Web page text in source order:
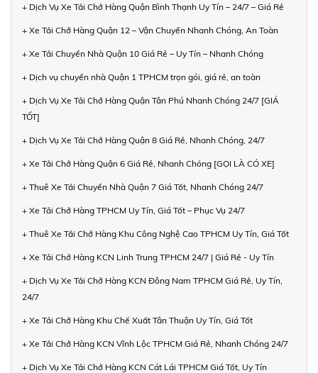
+ Dịch Vụ Xe Tải Chở Hàng Quận Bình Thạnh Uy Tín – 24/7 – Giá Rẻ
+ Xe Tải Chở Hàng Quận 12 – Vận Chuyển Nhanh Chóng, An Toàn
+ Xe Tải Chuyển Nhà Quận 10 Giá Rẻ – Uy Tín – Nhanh Chóng
+ Dịch vụ chuyển nhà Quận 1 TPHCM trọn gói, giá rẻ, an toàn
+ Dịch Vụ Xe Tải Chở Hàng Quận Tân Phú Nhanh Chóng 24/7 [GIÁ
TỐT]
+ Dịch Vụ Xe Tải Chở Hàng Quận 8 Giá Rẻ, Nhanh Chóng, 24/7
+ Xe Tải Chở Hàng Quận 6 Giá Rẻ, Nhanh Chóng [GỌI LÀ CÓ XE]
+ Thuê Xe Tải Chuyển Nhà Quận 7 Giá Tốt, Nhanh Chóng 24/7
+ Xe Tải Chở Hàng TPHCM Uy Tín, Giá Tốt – Phục Vụ 24/7
+ Thuê Xe Tải Chở Hàng Khu Công Nghệ Cao TPHCM Uy Tín, Giá Tốt
+ Xe Tải Chở Hàng KCN Linh Trung TPHCM 24/7 | Giá Rẻ - Uy Tín
+ Dịch Vụ Xe Tải Chở Hàng KCN Đông Nam TPHCM Giá Rẻ, Uy Tín,
24/7
+ Xe Tải Chở Hàng Khu Chế Xuất Tân Thuận Uy Tín, Giá Tốt
+ Xe Tải Chở Hàng KCN Vĩnh Lộc TPHCM Giá Rẻ, Nhanh Chóng 24/7
+ Dịch Vụ Xe Tải Chở Hàng KCN Cát Lái TPHCM Giá Tốt, Uy Tín